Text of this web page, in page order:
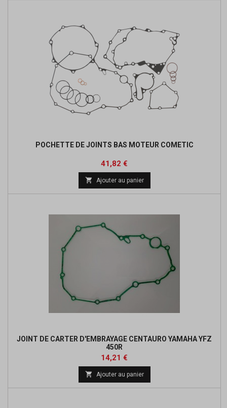
POCHETTE DE JOINTS BAS MOTEUR COMETIC
Prix
41,82 €
base
 Ajouter au panier
JOINT DE CARTER D'EMBRAYAGE CENTAURO YAMAHA YFZ
450R
Prix
14,21 €
base
 Ajouter au panier